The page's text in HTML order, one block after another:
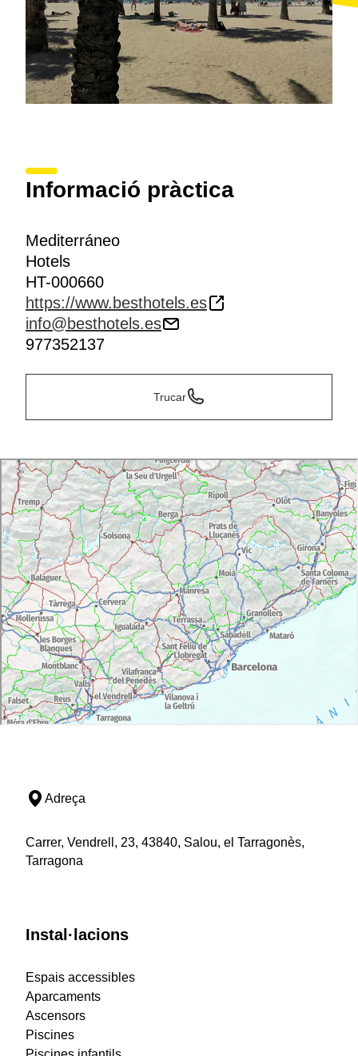
Informació pràctica
Mediterráneo
Hotels
HT-000660
https://www.besthotels.es
info@besthotels.es
977352137
Trucar
Adreça
Carrer, Vendrell, 23, 43840, Salou, el Tarragonès,
Tarragona
Instal·lacions
Espais accessibles
Aparcaments
Ascensors
Piscines